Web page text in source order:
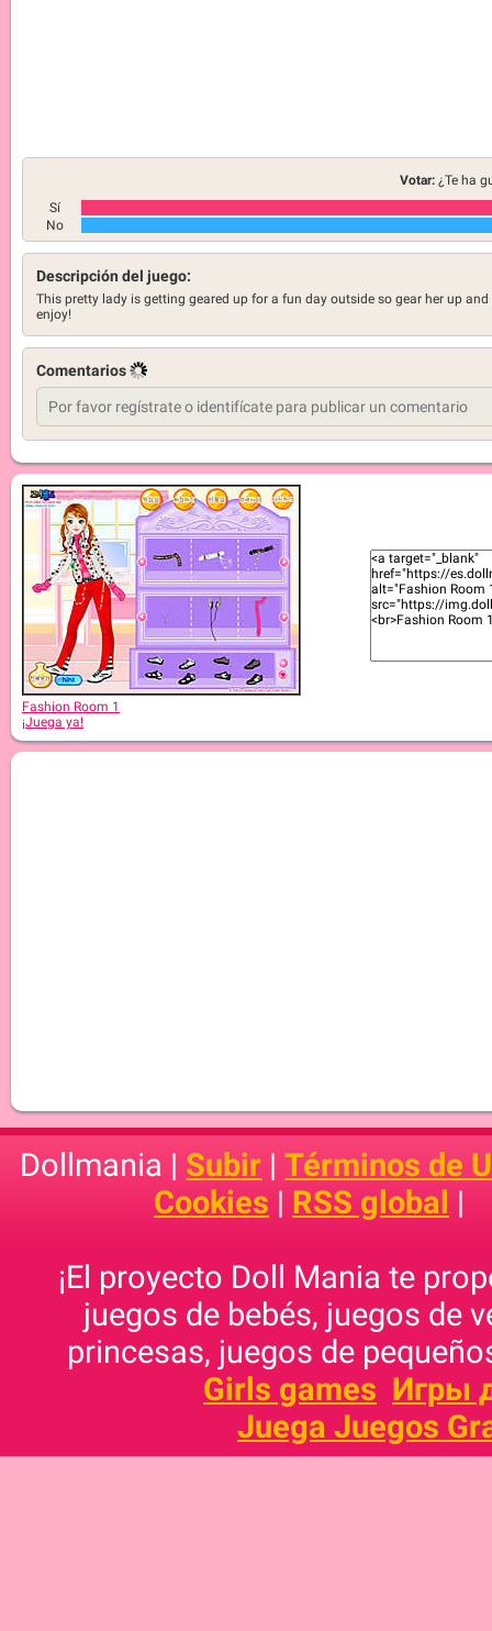
Votar: ¿Te ha
Sí
No
Descripción del juego:
This pretty lady is getting geared up for a fun day outside so gear her up and
enjoy!
Comentarios
Fashion Room 1
¡Juega ya!
Dollmania | Subir |Términos de
Cookies | RSS global |
¡El proyecto Doll Mania te
juegos de bebés, juegos de
princesas, juegos de
Girls games Игры
Juega Juegos